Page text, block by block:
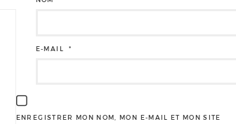
E-MAIL *
ENREGISTRER MON NOM, MON E-MAIL ET MON SITE